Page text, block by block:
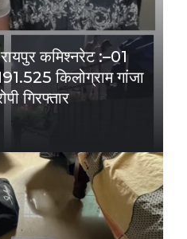
कमिश्नरेट :–01
किलोग्राम गांजा
गिरफ्तार